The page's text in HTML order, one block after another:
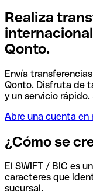
Realiza
Qonto.
Envía
Qonto. Disfruta de
y un servicio
Abre una cuenta en
¿Cómo se
El SWIFT / BIC es
caracteres que
sucursal.